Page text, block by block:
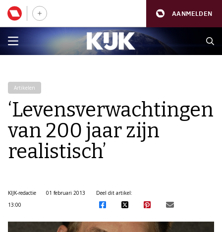
AANMELDEN
Artikelen
‘Levensverwachtingen
van 200 jaar zijn
realistisch’
KIJK-redactie
01 februari 2013
13:00
Deel dit artikel: